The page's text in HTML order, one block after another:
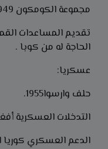
مجموعة الكومكون 1949.
تقديم المساعدات
الحاجة له من كوبا .
عسكريا:
حلف وارسوا1955.
التدخلات العسكرية
الدعم العسكري كوريا